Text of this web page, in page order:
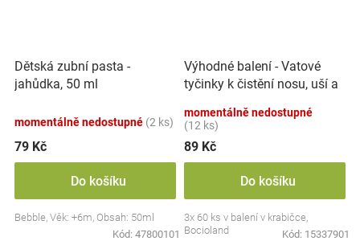
Dětská zubní pasta -
jahůdka, 50 ml
momentálně nedostupné (2 ks)
79 Kč
Do košíku
Bebble, Věk: +6m, Obsah: 50ml
Kód: 47800101
Výhodné balení - Vatové
tyčinky k čistění nosu, uší a
momentálně nedostupné
(12 ks)
89 Kč
Do košíku
3x 60 ks v balení v krabičce,
Bocioland
Kód: 15337901